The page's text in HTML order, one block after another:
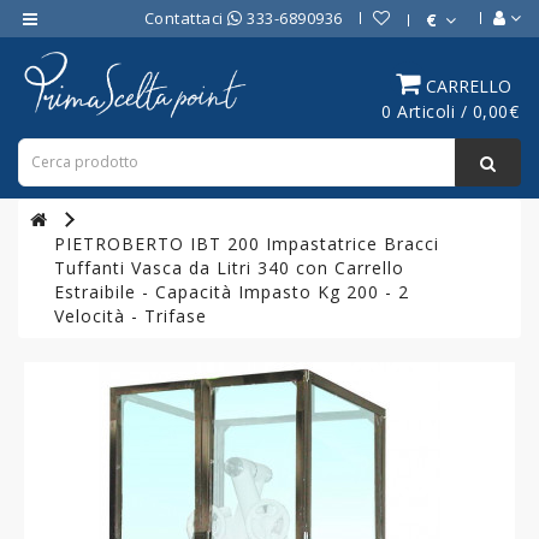
Contattaci 333-6890936 €
CARRELLO
0 Articoli / 0,00€
Category
ATTREZZATURE
BAR
ATTREZZATURE
PROFESSIONALI
CUCINA
PROFESSIONALE
PROFESSIONALI
PIETROBERTO IBT 200 Impastatrice Bracci
Tuffanti Vasca da Litri 340 con Carrello
Estraibile - Capacità Impasto Kg 200 - 2
Velocità - Trifase